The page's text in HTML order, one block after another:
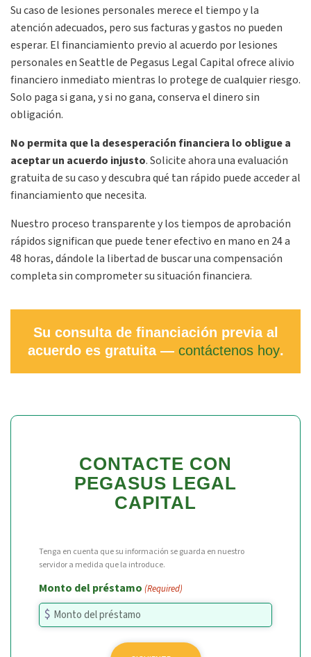
Su caso de lesiones personales merece el tiempo y la
atención adecuados, pero sus facturas y gastos no pueden
esperar. El financiamiento previo al acuerdo por lesiones
personales en Seattle de Pegasus Legal Capital ofrece alivio
financiero inmediato mientras lo protege de cualquier riesgo.
Solo paga si gana, y si no gana, conserva el dinero sin
obligación.
No permita que la desesperación financiera lo obligue a
aceptar un acuerdo injusto.Solicite ahora una evaluación
gratuita de su caso y descubra qué tan rápido puede acceder al
financiamiento que necesita.
Nuestro proceso transparente y los tiempos de aprobación
rápidos significan que puede tener efectivo en mano en 24 a
48 horas, dándole la libertad de buscar una compensación
completa sin comprometer su situación financiera.
Su consulta de financiación previa al
acuerdo es gratuita — contáctenos hoy.
CONTACTE CON
PEGASUS LEGAL
CAPITAL
Tenga en cuenta que su información se guarda en nuestro
servidor a medida que la introduce.
Monto del préstamo (Required)